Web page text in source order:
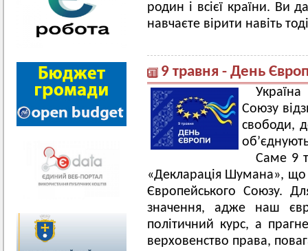
родин і всієї країни. Ви
навчаєте вірити навіть
9 травня - День
Союзу
свободи,
Саме 9
«Декларація Шумана»,
Європейського Союзу.
значення, адже наш
політичний курс, а
верховенство права,